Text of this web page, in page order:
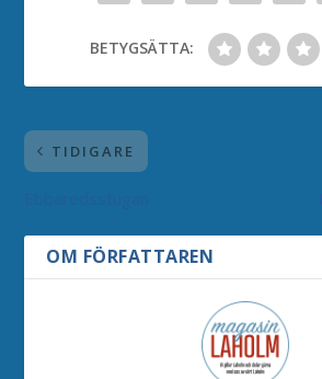
BETYGSÄTTA:
TIDIGARE
OM FÖRFATTAREN